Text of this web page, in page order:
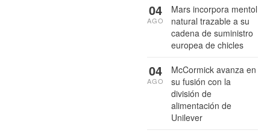
Mars incorpora mentol
natural trazable a su
cadena de suministro
europea de chicles
04
AGO
McCormick avanza en
su fusión con la
división de
alimentación de
Unilever
04
AGO